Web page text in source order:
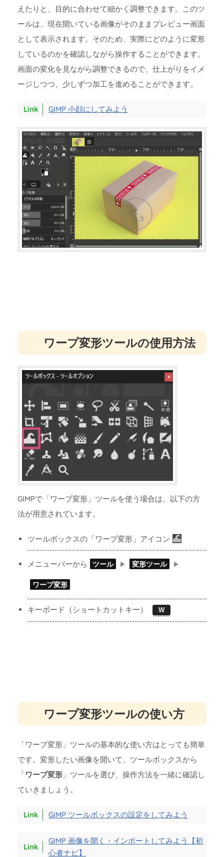
えたりと、目的に合わせて細かく調整できます。このツ
ールは、現在開いている画像がそのままプレビュー画面
として表示されます。そのため、実際にどのように変形
しているのかを確認しながら操作することができます。
画面の変化を見ながら調整できるので、仕上がりをイメ
ージしつつ、少しずつ加工を進めることができます。
GIMP 小顔にしてみよう
ワープ変形ツールの使用方法
GIMPで「ワープ変形」ツールを使う場合は、以下の方
法が用意されています。
ツールボックスの「ワープ変形」アイコン
メニューバーから ツール 変形ツール
ワープ変形
キーボード（ショートカットキー） W
ワープ変形ツールの使い方
「ワープ変形」ツールの基本的な使い方はとっても簡単
です。変形したい画像を開いて、ツールボックスから
「ワープ変形 」ツールを選び、操作方法を一緒に確認し
ていきましょう。
GIMP ツールボックスの設定をしてみよう
GIMP 画像を開く・インポートしてみよう【初
心者ナビ】